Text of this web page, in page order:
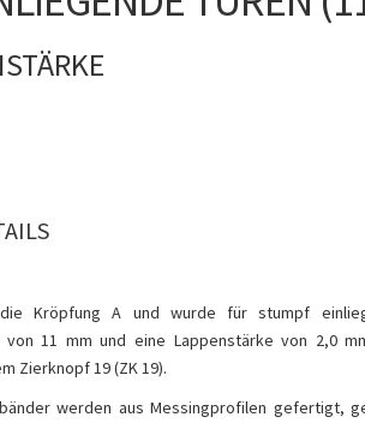
Kröpfung A und wurde für stumpf
von 11 mm und eine Lappenstärke von 2,0
Zierknopf 19 (ZK 19).
werden aus Messingprofilen gefertigt,